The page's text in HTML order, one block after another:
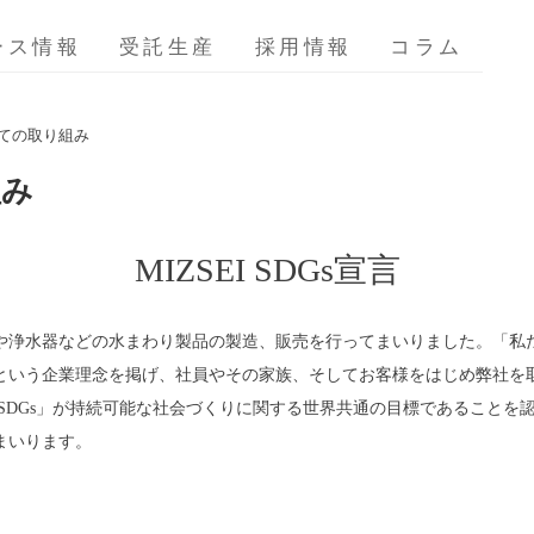
ス情報 受託生産 採用情報 コラム
の取り組み
MIZSEI SDGs宣言
浄水器などの水まわり製品の製造、販売を行ってまいりました。「
う企業理念を掲げ、社員やその家族、そしてお客様をはじめ弊社
」が持続可能な社会づくりに関する世界共通の目標であることを
ります。